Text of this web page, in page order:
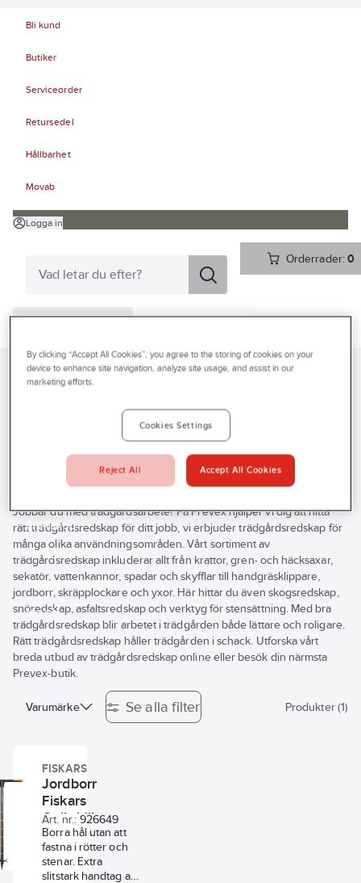
Bli kund
Butiker
Serviceorder
Retursedel
Hållbarhet
Movab
Logga in
Orderrader:0
Produkter
Kampanjer
Outlet
Profilshop
Serviceverkstad
Företagsprofilering
Movab
Prevex Produkter
Verktyg & Maskiner
Lie, röjredskap och jordborr
Jobbar du med trädgårdsarbete? På Prevex hjälper vi dig att hitta
rätt trädgårdsredskap för ditt jobb, vi erbjuder trädgårdsredskap för
många olika användningsområden. Vårt sortiment av
trädgårdsredskap inkluderar allt från krattor, gren- och häcksaxar,
sekatör, vattenkannor, spadar och skyfflar till handgräsklippare,
jordborr, skräpplockare och yxor. Här hittar du även skogsredskap,
snöredskap, asfaltsredskap och verktyg för stensättning. Med bra
trädgårdsredskap blir arbetet i trädgården både lättare och roligare.
Rätt trädgårdsredskap håller trädgården i schack. Utforska vårt
breda utbud av trädgårdsredskap online eller besök din närmsta
Prevex-butik.
Varumärke Se alla filter Produkter (1)
FISKARS
Jordborr
Fiskars
Quikdrill
Art. nr.: 926649
Borra hål utan att
fastna i rötter och
stenar. Extra
slitstark handtag av
By clicking “Accept All Cookies”, you agree to the storing of cookies on your
device to enhance site navigation, analyze site usage, and assist in our
marketing efforts.
Cookies Settings
Reject All Accept All Cookies